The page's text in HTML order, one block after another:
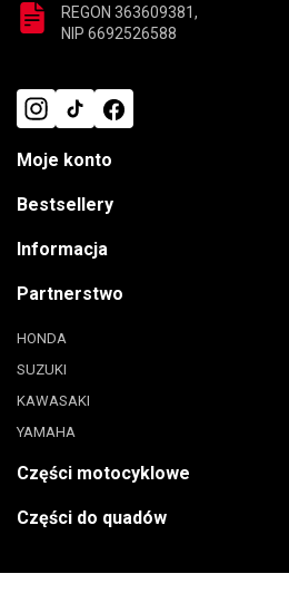
REGON 363609381,
NIP 6692526588
Moje konto
Bestsellery
Informacja
Partnerstwo
HONDA
SUZUKI
KAWASAKI
YAMAHA
Części motocyklowe
Części do quadów